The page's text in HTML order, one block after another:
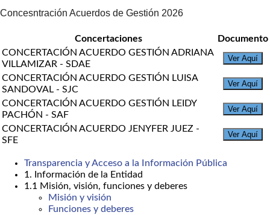
Concesntración Acuerdos de Gestión 2026
Concertaciones
Documento
CONCERTACIÓN ACUERDO GESTIÓN ADRIANA
VILLAMIZAR - SDAE
Ver Aquí
CONCERTACIÓN ACUERDO GESTIÓN LUISA
SANDOVAL - SJC
Ver Aquí
CONCERTACIÓN ACUERDO GESTIÓN LEIDY
PACHÓN - SAF
Ver Aquí
CONCERTACIÓN ACUERDO JENYFER JUEZ -
SFE
Ver Aquí
Transparencia y Acceso a la Información Pública
1. Información de la Entidad
1.1 Misión, visión, funciones y deberes
Misión y visión
Funciones y deberes